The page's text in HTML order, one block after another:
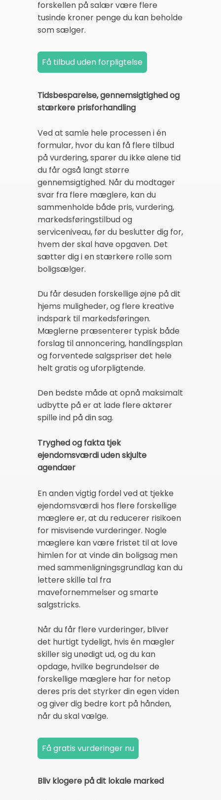
forskellen på salær være flere
tusinde kroner penge du kan beholde
som sælger.
Tidsbesparelse, gennemsigtighed og
stærkere prisforhandling
Ved at samle hele processen i én
formular, hvor du kan få flere tilbud
på vurdering, sparer du ikke alene tid
du får også langt større
gennemsigtighed. Når du modtager
svar fra flere mæglere, kan du
sammenholde både pris, vurdering,
markedsføringstilbud og
serviceniveau, før du beslutter dig for,
hvem der skal have opgaven. Det
sætter dig i en stærkere rolle som
boligsælger.
Du får desuden forskellige øjne på dit
hjems muligheder, og flere kreative
indspark til markedsføringen.
Mæglerne præsenterer typisk både
forslag til annoncering, handlingsplan
og forventede salgspriser det hele
helt gratis og uforpligtende.
Den bedste måde at opnå maksimalt
udbytte på er at lade flere aktører
spille ind på din sag.
Tryghed og fakta tjek
ejendomsværdi uden skjulte
agendaer
En anden vigtig fordel ved at tjekke
ejendomsværdi hos flere forskellige
mæglere er, at du reducerer risikoen
for misvisende vurderinger. Nogle
mæglere kan være fristet til at love
himlen for at vinde din boligsag men
med sammenligningsgrundlag kan du
lettere skille tal fra
mavefornemmelser og smarte
salgstricks.
Når du får flere vurderinger, bliver
det hurtigt tydeligt, hvis én mægler
skiller sig unødigt ud, og du kan
opdage, hvilke begrundelser de
forskellige mæglere har for netop
deres pris det styrker din egen viden
og giver dig bedre kort på hånden,
når du skal vælge.
Bliv klogere på dit lokale marked